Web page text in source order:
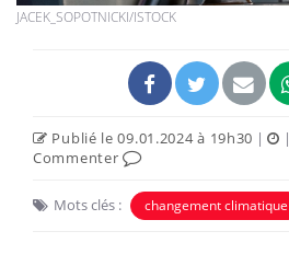
JACEK_SOPOTNICKI/ISTOCK
Publié le 09.01.2024 à 19h30 | |
Commenter
Mots clés : changement climatique